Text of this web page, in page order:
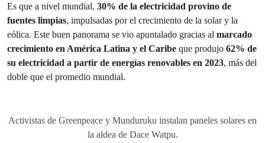
Es que a nivel mundial, 30% de la electricidad provino de
fuentes limpias, impulsadas por el crecimiento de la solar y la
eólica. Este buen panorama se vio apuntalado gracias al marcado
crecimiento en América Latina y el Caribe que produjo 62% de
su electricidad a partir de energías renovables en 2023, más del
doble que el promedio mundial.
Activistas de Greenpeace y Munduruku instalan paneles solares en
la aldea de Dace Watpu.